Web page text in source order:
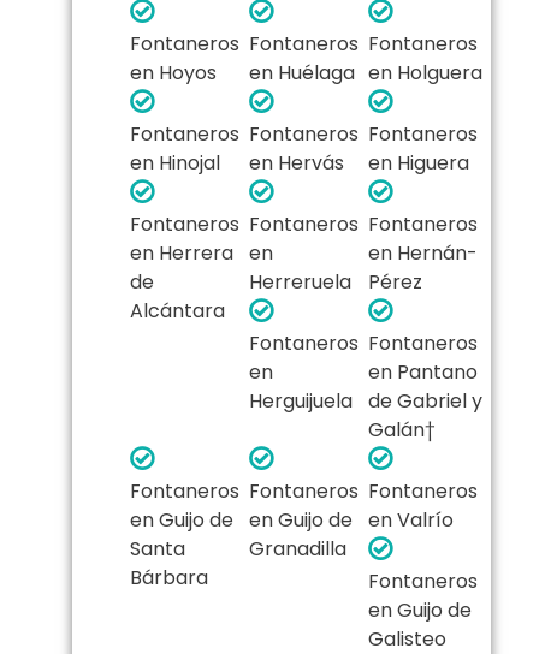
Fontaneros
en Hoyos
Fontaneros
en Huélaga
Fontaneros
en Holguera
Fontaneros
en Hinojal
Fontaneros
en Hervás
Fontaneros
en Higuera
Fontaneros
en Herrera
de
Alcántara
Fontaneros
en
Herreruela
Fontaneros
en Hernán-
Pérez
Fontaneros
en
Herguijuela
Fontaneros
en Pantano
de Gabriel y
Galán†
Fontaneros
en Guijo de
Santa
Bárbara
Fontaneros
en Guijo de
Granadilla
Fontaneros
en Valrío
Fontaneros
en Guijo de
Galisteo